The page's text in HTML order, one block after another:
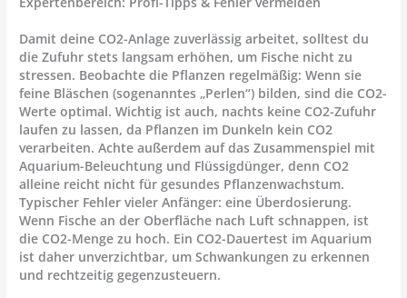
Damit deine CO2-Anlage zuverlässig arbeitet, solltest du
die Zufuhr stets langsam erhöhen, um Fische nicht zu
stressen. Beobachte die Pflanzen regelmäßig: Wenn sie
feine Bläschen (sogenanntes „Perlen“) bilden, sind die CO2-
Werte optimal. Wichtig ist auch, nachts keine CO2-Zufuhr
laufen zu lassen, da Pflanzen im Dunkeln kein CO2
verarbeiten. Achte außerdem auf das Zusammenspiel mit
Aquarium-Beleuchtung und Flüssigdünger, denn CO2
alleine reicht nicht für gesundes Pflanzenwachstum.
Typischer Fehler vieler Anfänger: eine Überdosierung.
Wenn Fische an der Oberfläche nach Luft schnappen, ist
die CO2-Menge zu hoch. Ein CO2-Dauertest im Aquarium
ist daher unverzichtbar, um Schwankungen zu erkennen
und rechtzeitig gegenzusteuern.